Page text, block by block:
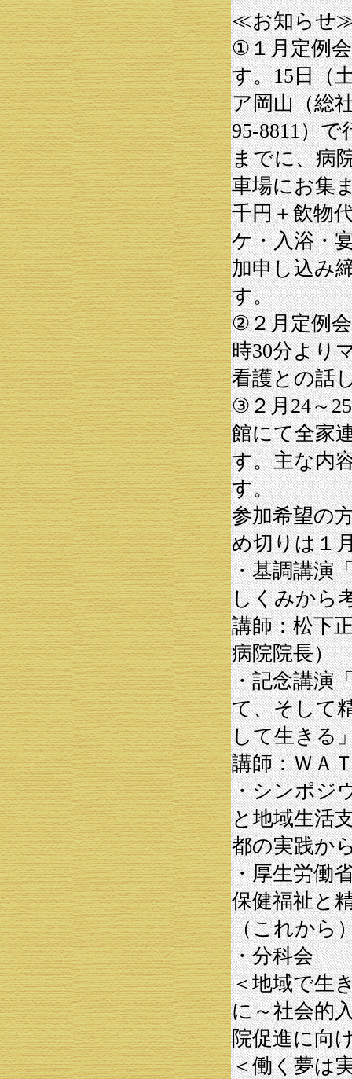
≪お知らせ
①１月定例
す。15日（
ア岡山（総
95-8811）で
までに、病
車場にお集
千円＋飲物
ケ・入浴・
加申し込み
す。
②２月定例
時30分より
看護との話
③２月24～
館にて全家
す。主な内
す。
参加希望の
め切りは１
・基調講演
しくみから
講師：松下
病院院長）
・記念講演
て、そして
して生きる
講師：ＷＡ
・シンポジ
と地域生活
都の実践か
・厚生労働
保健福祉と
（これから
・分科会
＜地域で生
に～社会的
院促進に向
＜働く夢は